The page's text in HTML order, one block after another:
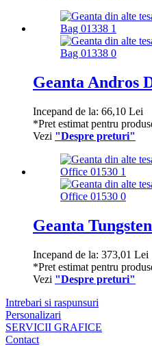
Geanta Andros
Incepand de la: 66,10 Lei
*Pret estimat pentru
Vezi "Despre preturi"
Geanta
Incepand de la: 373,01 Lei
*Pret estimat pentru
Vezi "Despre preturi"
Intrebari si raspunsuri
Personalizari
SERVICII GRAFICE
Contact